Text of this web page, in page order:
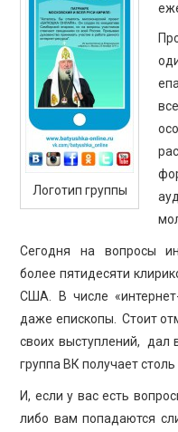
Логотип группы
Сегодня на вопросы
более пятидесяти
США. В числе
даже епископы. Стоит
своих выступлений, дал
группа ВК получает
И, если у вас есть
либо вам попадаются